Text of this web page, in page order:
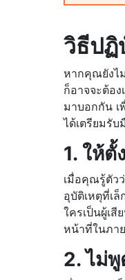
วิธีปฏิ
หากคุณยังไ
ก็อาจจะต้อ
มาบอกกัน เ
ได้เตรียมรับ
1. ให้
เมื่อคุณรู้ตัว
อุบัติเหตุที่เ
ใครเป็นผู้เ
หน้าที่ในภา
2. ไม่